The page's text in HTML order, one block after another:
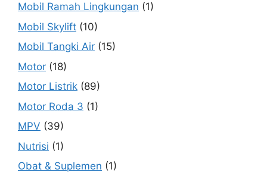
Mobil Ramah Lingkungan (1)
Mobil Skylift (10)
Mobil Tangki Air (15)
Motor (18)
Motor Listrik (89)
Motor Roda 3 (1)
MPV (39)
Nutrisi (1)
Obat & Suplemen (1)